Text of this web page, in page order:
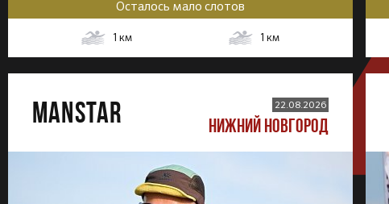
Осталось мало слотов
1 км 1км
MANSTAR 22.08.2026
НИЖНИЙ НОВГОРОД